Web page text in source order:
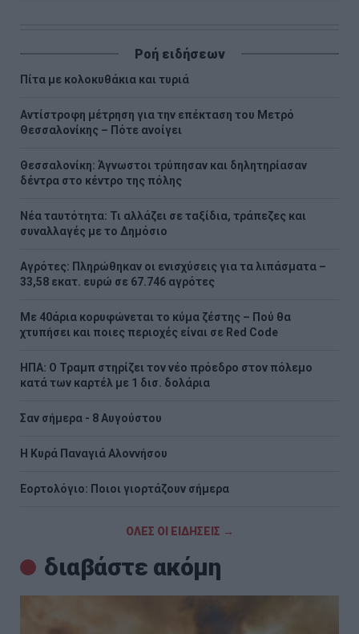
Ροή ειδήσεων
Πίτα με κολοκυθάκια και τυριά
Αντίστροφη μέτρηση για την επέκταση του Μετρό
Θεσσαλονίκης – Πότε ανοίγει
Θεσσαλονίκη: Άγνωστοι τρύπησαν και δηλητηρίασαν
δέντρα στο κέντρο της πόλης
Νέα ταυτότητα: Τι αλλάζει σε ταξίδια, τράπεζες και
συναλλαγές με το Δημόσιο
Αγρότες: Πληρώθηκαν οι ενισχύσεις για τα λιπάσματα –
33,58 εκατ. ευρώ σε 67.746 αγρότες
Με 40άρια κορυφώνεται το κύμα ζέστης – Πού θα
χτυπήσει και ποιες περιοχές είναι σε Red Code
ΗΠΑ: Ο Τραμπ στηρίζει τον νέο πρόεδρο στον πόλεμο
κατά των καρτέλ με 1 δισ. δολάρια
Σαν σήμερα - 8 Αυγούστου
H Κυρά Παναγιά Αλοννήσου
Εορτολόγιο: Ποιοι γιορτάζουν σήμερα
ΟΛΕΣ ΟΙ ΕΙΔΗΣΕΙΣ →
διαβάστε ακόμη